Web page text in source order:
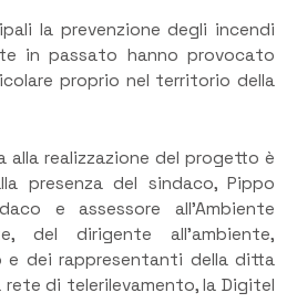
la prevenzione degli incendi
in passato hanno provocato
proprio nel territorio della
alla realizzazione del progetto è
presenza del sindaco, Pippo
e assessore all’Ambiente
del dirigente all’ambiente,
e dei rappresentanti della ditta
di telerilevamento, la Digitel